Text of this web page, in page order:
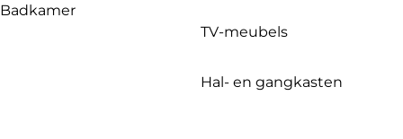
Badkamer
TV-meubels
Hal- en gangkasten